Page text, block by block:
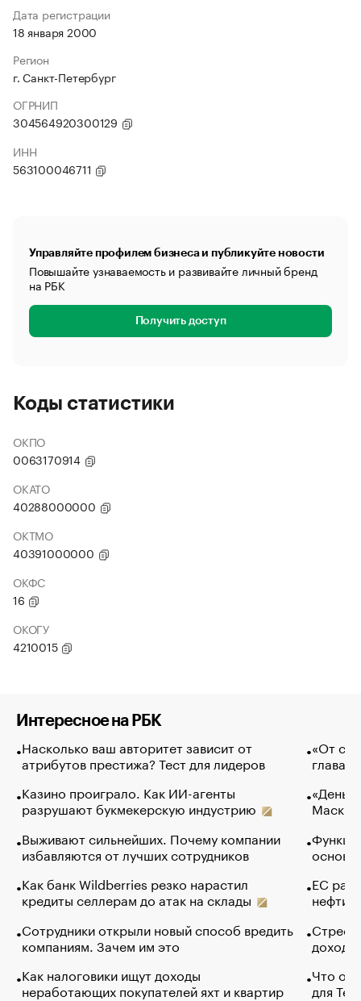
Дата регистрации
18 января 2000
Регион
г. Санкт-Петербург
ОГРНИП
304564920300129
ИНН
563100046711
Управляйте профилем бизнеса и публикуйте новости
Повышайте узнаваемость и развивайте личный бренд
на РБК
Получить доступ
Коды статистики
ОКПО
0063170914
ОКАТО
40288000000
ОКТМО
40391000000
ОКФС
16
ОКОГУ
4210015
Интересное на РБК
Насколько ваш авторитет зависит от
атрибутов престижа? Тест для лидеров
Казино проиграло. Как ИИ-агенты
разрушают букмекерскую индустрию
Выживают сильнейших. Почему компании
избавляются от лучших сотрудников
Как банк Wildberries резко нарастил
кредиты селлерам до атак на склады
Сотрудники открыли новый способ вредить
компаниям. Зачем им это
Как налоговики ищут доходы
неработающих покупателей яхт и квартир
«От
глава
Маск в
основ
ЕС
нефти
Что
для